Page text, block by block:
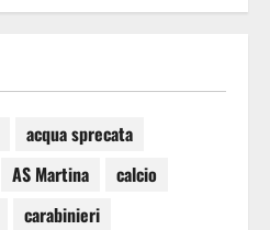
acqua sprecata
AS Martina
calcio
carabinieri